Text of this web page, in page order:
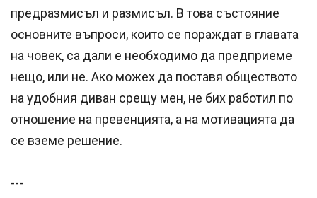
предразмисъл и размисъл. В това състояние
основните въпроси, които се пораждат в главата
на човек, са дали е необходимо да предприеме
нещо, или не. Ако можех да поставя обществото
на удобния диван срещу мен, не бих работил по
отношение на превенцията, а на мотивацията да
се вземе решение.
---